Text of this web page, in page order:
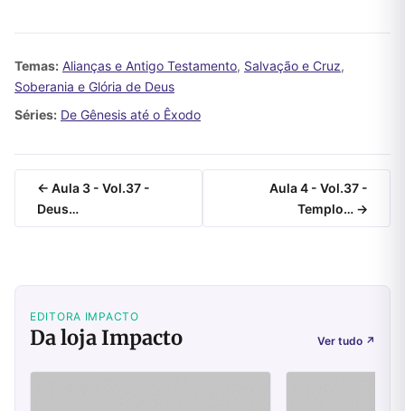
Temas: Alianças e Antigo Testamento, Salvação e Cruz,
Soberania e Glória de Deus
Séries: De Gênesis até o Êxodo
← Aula 3 - Vol.37 -
Deus…
Aula 4 - Vol.37 -
Templo… →
EDITORA IMPACTO
Da loja Impacto Ver tudo ↗